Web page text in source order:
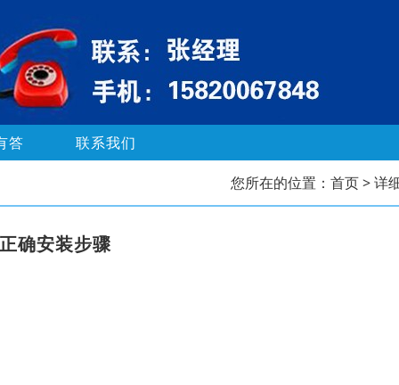
答 联系我们
您所在的位置： 首页> 详
确安装步骤